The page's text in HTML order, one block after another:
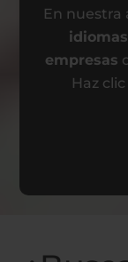
En nuestra
empresas
Haz